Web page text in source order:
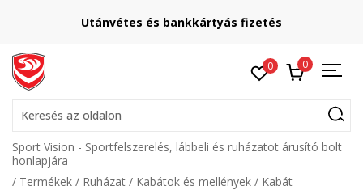
Utánvétes és bankkártyás fizetés
0 0
Keresés az oldalon
Sport Vision - Sportfelszerelés, lábbeli és ruházatot árusító bolt
honlapjára
Termékek
Ruházat Kabátok és mellények
Kabát